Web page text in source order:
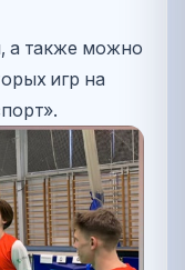
а также можно
игр на